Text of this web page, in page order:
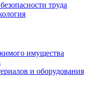
труда
имущества
и оборудования